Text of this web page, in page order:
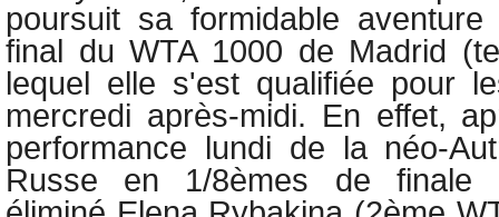
poursuit sa formidable
final du WTA 1000 de Madrid
lequel elle s'est qualifiée pour
mercredi après-midi. En effet, ap
performance lundi de la néo-
Russe en 1/8èmes de finale